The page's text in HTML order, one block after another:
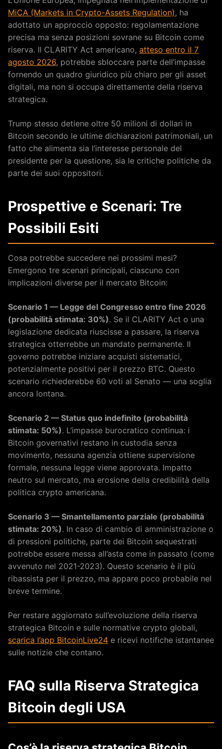
MiCA (Markets in Crypto-Assets Regulation), ha
adottato un approccio opposto: regolamentazione
precisa ma senza posizioni sovrane su Bitcoin come
riserva. Il CLARITY Act americano, atteso entro il 7
agosto 2026, potrebbe sbloccare parte dell’impasse
fornendo un quadro giuridico più chiaro per gli asset
digitali, ma non si occupa direttamente della riserva
strategica.
Trump stesso detiene oltre 50 milioni di dollari in
Bitcoin secondo le ultime dichiarazioni patrimoniali, un
fatto che alimenta sia l’interesse personale del
presidente per la questione, sia le critiche politiche da
parte dei suoi oppositori.
Prospettive e Scenari: Tre
Possibili Esiti
Cosa potrebbe succedere nei prossimi mesi?
Emergono tre scenari principali, ciascuno con
implicazioni diverse per il mercato Bitcoin:
Scenario 1 — Legge del Congresso entro fine 2026
(probabilità stimata: 30%). Se il CLARITY Act o una
legislazione dedicata riuscisse a passare, la riserva
strategica otterrebbe un mandato permanente. Il
governo potrebbe iniziare acquisti sistematici,
potenzialmente positivi per il prezzo BTC. Questo
scenario richiederebbe 60 voti al Senato — una soglia
ancora lontana.
Scenario 2 — Status quo indefinito (probabilità
stimata: 50%). L’impasse burocratico continua: i
Bitcoin governativi restano in custodia senza
movimento, nessuna agenzia ottiene supervisione
formale, nessuna legge viene approvata. Impatto
neutro sul mercato, ma erosione della credibilità della
politica crypto americana.
Scenario 3 — Smantellamento parziale (probabilità
stimata: 20%). In caso di cambio di amministrazione o
di pressioni politiche, parte dei Bitcoin sequestrati
potrebbe essere messa all’asta come in passato (come
avvenuto nel 2021-2023). Questo scenario è il più
ribassista per il prezzo, ma appare poco probabile nel
breve termine.
Per restare aggiornato sull’evoluzione della riserva
strategica Bitcoin e sulle normative crypto globali,
scarica l’app BitcoinLive24 e ricevi notifiche istantanee
sulle notizie che contano.
FAQ sulla Riserva Strategica
Bitcoin degli USA